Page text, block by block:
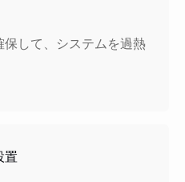
して、システムを過熱
置